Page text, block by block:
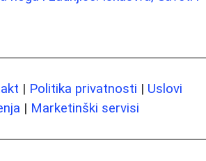
| Politika privatnosti | Uslovi
| Marketinški servisi